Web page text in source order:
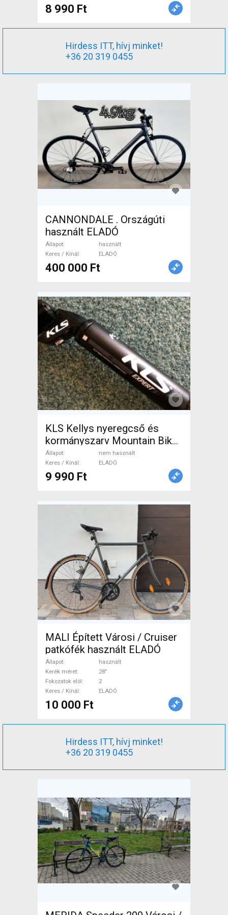
Váz /Vázszett / Villa alu acél
700c (622) használt ELADÓ
8 990 Ft
Hirdess ITT, hívj minket!
+36 20 319 0455
CANNONDALE . Országúti
használt ELADÓ
Állapot
használt
Keres / Kínál
ELADÓ
400 000 Ft
KLS Kellys nyeregcső és
kormányszarv Mountain Bike
Alkatrész, MTB Nyereg /
Nyeregcső nem használt
ELADÓ
Állapot
nem használt
Keres / Kínál
ELADÓ
9 990 Ft
MALI Épített Városi / Cruiser
patkófék használt ELADÓ
Állapot
használt
Kerék méret
28"
Fokozatok elöl
2
Keres / Kínál
ELADÓ
10 000 Ft
Hirdess ITT, hívj minket!
+36 20 319 0455